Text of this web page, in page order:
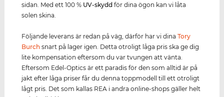
sidan. Med ett 100 % UV-skydd för dina ögon kan vi låta
solen skina.
Följande leverans är redan på väg, därför har vi dinaTory
Burch snart på lager igen. Detta otroligt låga pris ska ge dig
lite kompensation eftersom du var tvungen att vänta.
Eftersom Edel-Optics är ett paradis för den som alltid är på
jakt efter låga priser får du denna toppmodell till ett otroligt
lågt pris. Det som kallas REA i andra online-shops gäller helt